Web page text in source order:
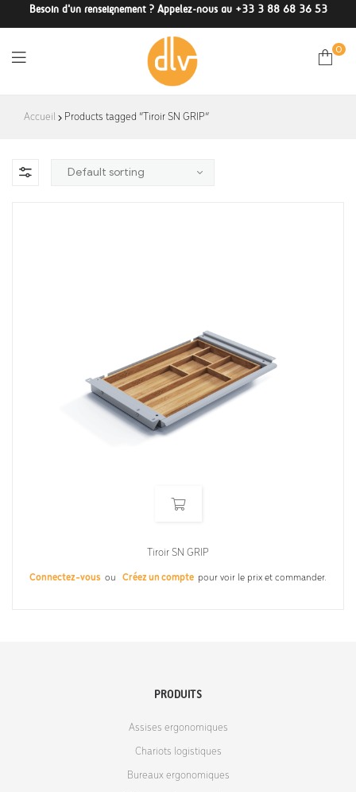
Besoin d'un renseignement ? Appelez-nous au +33 3 88 68 36 53
DLV-
0
Accueil Products tagged “Tiroir SN GRIP”
Tiroir SN GRIP
Connectez-vous ou Créez un compte pour voir le prix et commander.
PRODUITS
Assises ergonomiques
Chariots logistiques
Bureaux ergonomiques